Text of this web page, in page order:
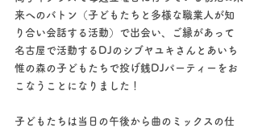
来へのバトン（子どもたちと多様な職業人が知
り合い会話する活動）で出会い、ご縁があって
名古屋で活動するDJのシブヤユキさんとあいち
惟の森の子どもたちで投げ銭DJパーティーをお
こなうことになりました！
子どもたちは当日の午後から曲のミックスの仕